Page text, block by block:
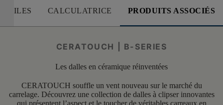
CALCULATRICE PRODUITS ASSOCIÉS
CERATOUCH | B-SERIES
Les dalles en céramique réinventées
CERATOUCH souffle un vent nouveau sur le marché du
carrelage. Découvrez une collection de dalles à clipser innovantes
qui présentent l’aspect et le toucher de véritables carreaux en